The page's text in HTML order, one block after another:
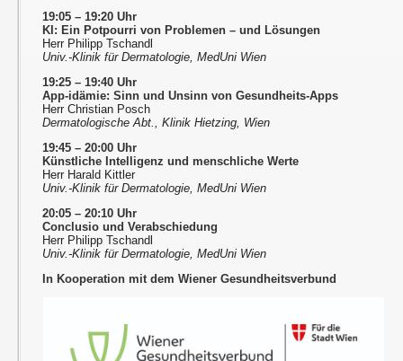
19:05 – 19:20 Uhr
KI: Ein Potpourri von Problemen – und Lösungen
Herr Philipp Tschandl
Univ.-Klinik für Dermatologie, MedUni Wien
19:25 – 19:40 Uhr
App-idämie: Sinn und Unsinn von Gesundheits-Apps
Herr Christian Posch
Dermatologische Abt., Klinik Hietzing, Wien
19:45 – 20:00 Uhr
Künstliche Intelligenz und menschliche Werte
Herr Harald Kittler
Univ.-Klinik für Dermatologie, MedUni Wien
20:05 – 20:10 Uhr
Conclusio und Verabschiedung
Herr Philipp Tschandl
Univ.-Klinik für Dermatologie, MedUni Wien
In Kooperation mit dem Wiener Gesundheitsverbund